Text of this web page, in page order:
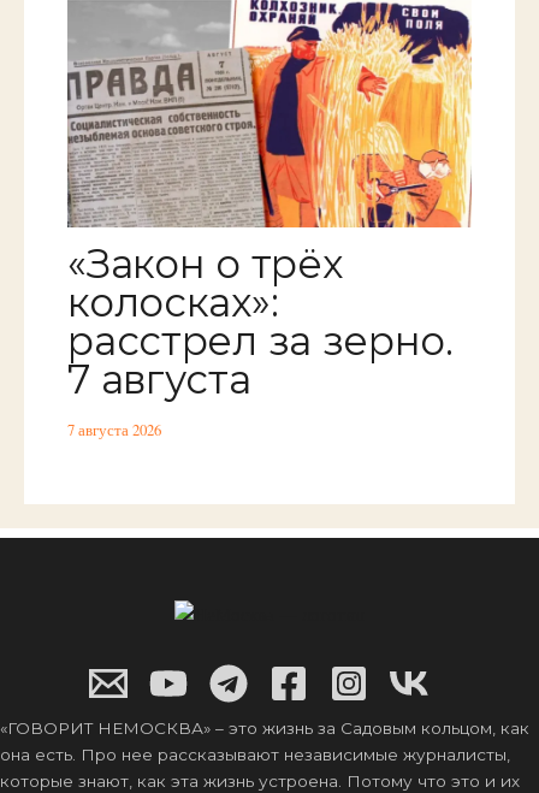
«Закон о трёх
колосках»:
расстрел за зерно.
7 августа
7 августа 2026
«ГОВОРИТ НЕМОСКВА» – это жизнь за Садовым кольцом, как
она есть. Про нее рассказывают независимые журналисты,
которые знают, как эта жизнь устроена. Потому что это и их